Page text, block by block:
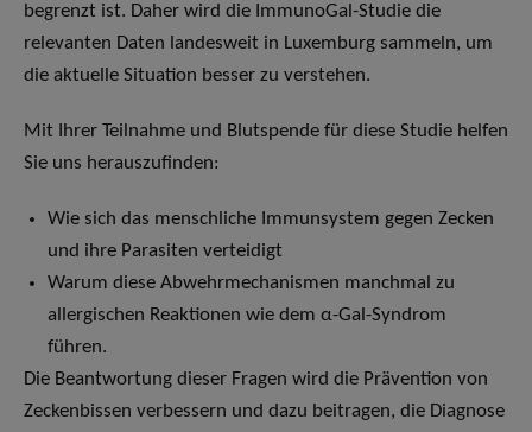
begrenzt ist. Daher wird die ImmunoGal-Studie die
relevanten Daten landesweit in Luxemburg sammeln, um
die aktuelle Situation besser zu verstehen.
Mit Ihrer Teilnahme und Blutspende für diese Studie helfen
Sie uns herauszufinden:
Wie sich das menschliche Immunsystem gegen Zecken
und ihre Parasiten verteidigt
Warum diese Abwehrmechanismen manchmal zu
allergischen Reaktionen wie dem α-Gal-Syndrom
führen.
Die Beantwortung dieser Fragen wird die Prävention von
Zeckenbissen verbessern und dazu beitragen, die Diagnose